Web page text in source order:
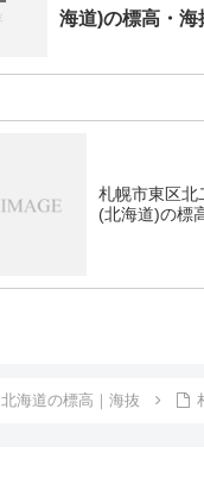
海道)の標高・海
札幌市東区北
(北海道)の標
北海道の標高｜海抜